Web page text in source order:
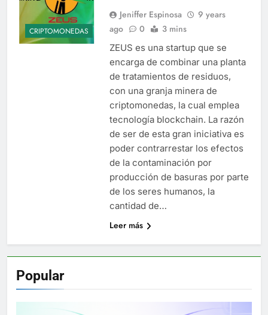
CRIPTOMONEDAS
Jeniffer Espinosa
9 years
ago
0 3 mins
ZEUS es una startup que se
encarga de combinar una planta
de tratamientos de residuos,
con una granja minera de
criptomonedas, la cual emplea
tecnología blockchain. La razón
de ser de esta gran iniciativa es
poder contrarrestar los efectos
de la contaminación por
producción de basuras por parte
de los seres humanos, la
cantidad de…
Leer más
Popular